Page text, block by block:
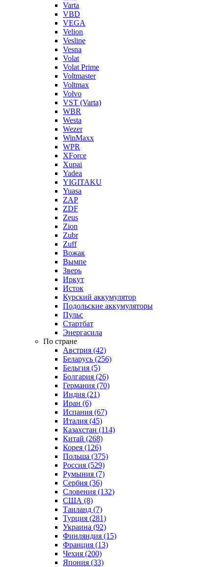
Varta
VBD
VEGA
Velion
Vesline
Vesna
Volat
Volat Prime
Voltmaster
Voltmax
Volvo
VST (Varta)
WBR
Westa
Wezer
WinMaxx
WPR
XForce
Xupai
Yadea
YIGITAKU
Yuasa
ZAP
ZDF
Zeus
Zion
Zubr
Zuff
Вожак
Вымпе
Зверь
Иркут
Исток
Курский аккумулятор
Подольские аккумуляторы
Пульс
Стартбат
Энергасила
По стране
Австрия (42)
Беларусь (256)
Бельгия (5)
Болгария (26)
Германия (70)
Индия (21)
Иран (6)
Испания (67)
Италия (45)
Казахстан (114)
Китай (268)
Корея (126)
Польша (375)
Россия (529)
Румыния (7)
Сербия (36)
Словения (132)
США (8)
Таиланд (7)
Турция (281)
Украина (92)
Финляндия (15)
Франция (13)
Чехия (200)
Япония (33)